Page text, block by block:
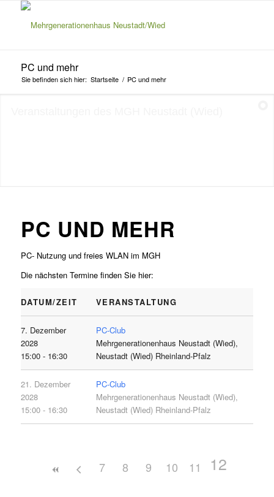
PC und mehr
Sie befinden sich hier: Startseite / PC und mehr
PC UND MEHR
PC- Nutzung und freies WLAN im MGH
Die nächsten Termine finden Sie hier:
DATUM/ZEIT VERANSTALTUNG
7. Dezember
2028
15:00 - 16:30
PC-Club
Mehrgenerationenhaus Neustadt (Wied),
Neustadt (Wied) Rheinland-Pfalz
21. Dezember
2028
15:00 - 16:30
PC-Club
Mehrgenerationenhaus Neustadt (Wied),
Neustadt (Wied) Rheinland-Pfalz
7 8 9 10 11 12